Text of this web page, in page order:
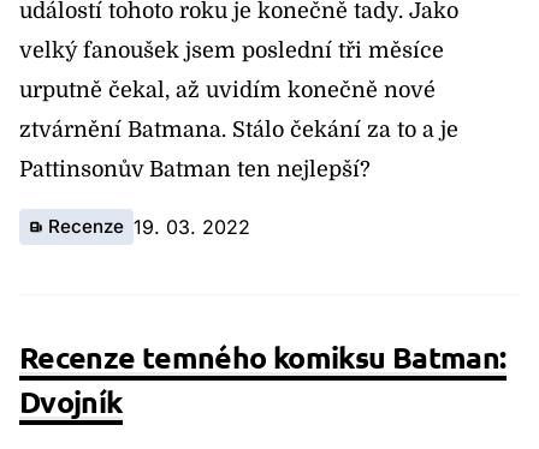
událostí tohoto roku je konečně tady. Jako
velký fanoušek jsem poslední tři měsíce
urputně čekal, až uvidím konečně nové
ztvárnění Batmana. Stálo čekání za to a je
Pattinsonův Batman ten nejlepší?
Recenze 19. 03. 2022
Recenze temného komiksu Batman:
Dvojník